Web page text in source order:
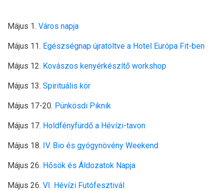
Május 1. Város napja
Május 11. Egészségnap újratöltve a Hotel Európa Fit-ben
Május 12. Kovászos kenyérkészítő workshop
Május 13. Spirituális kör
Május 17-20. Pünkösdi Piknik
Május 17. Holdfényfürdő a Hévízi-tavon
Május 18. IV. Bio és gyógynövény Weekend
Május 26. Hősök és Áldozatok Napja
Május 26. VI. Hévízi Futófesztivál